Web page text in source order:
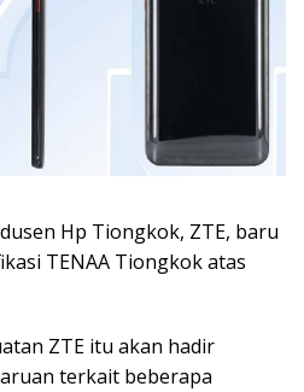
Hp Tiongkok, ZTE, baru
TENAA Tiongkok atas
ZTE itu akan hadir
terkait beberapa